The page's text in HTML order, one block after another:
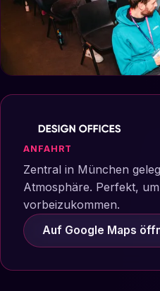
ANFAHRT
Zentral in München
Atmosphäre. Perfekt,
vorbeizukommen.
Auf Google Maps